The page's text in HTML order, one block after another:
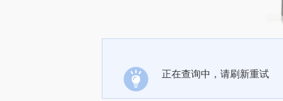
正在查询中，请刷新重试